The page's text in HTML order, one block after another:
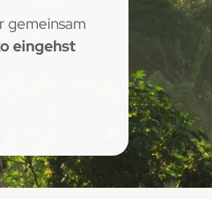
gemeinsam
eingehst